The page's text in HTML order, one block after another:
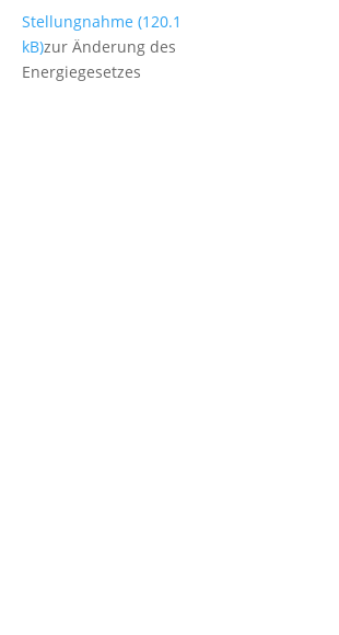
Stellungnahme
zur Änderung des
Energiegesetzes